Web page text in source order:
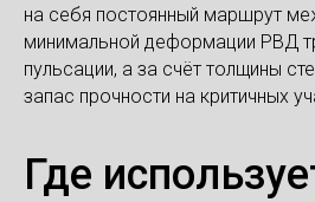
на себя постоянный маршрут
минимальной деформации РВД
пульсации, а за счёт толщины
запас прочности на критичных
Где